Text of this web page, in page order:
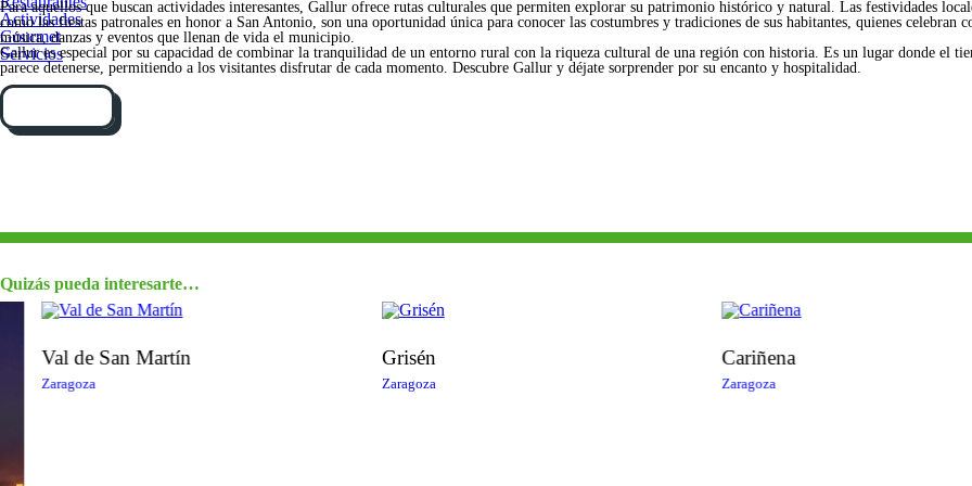
Actividades
Gourmet
Servicios
Para aquellos que buscan actividades interesantes, Gallur ofrece rutas culturales que permiten explorar su patrimonio histórico y natural. Las festividades
como las fiestas patronales en honor a San Antonio, son una oportunidad única para conocer las costumbres y tradiciones de sus habitantes, quienes celebran
música, danzas y eventos que llenan de vida el municipio.
Gallur es especial por su capacidad de combinar la tranquilidad de un entorno rural con la riqueza cultural de una región con historia. Es un lugar donde el
parece detenerse, permitiendo a los visitantes disfrutar de cada momento. Descubre Gallur y déjate sorprender por su encanto y hospitalidad.
Quizás pueda interesarte…
Val de San Martín
Zaragoza
Grisén
Zaragoza
Cariñena
Zaragoza